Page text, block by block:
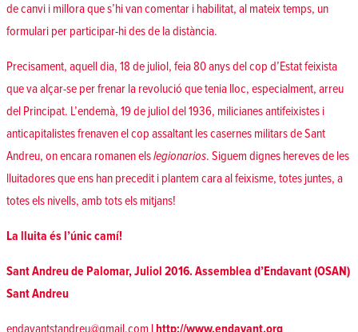
de canvi i milloraque s’hi van comentar i habilitat, al mateix temps, un
formulari per participar-hi des de la distància.
Precisament, aquell dia, 18 de juliol, feia 80 anys del cop d’Estat feixista
que va alçar-se per frenar la revolució que tenia lloc, especialment, arreu
del Principat. L’endemà, 19 de juliol del 1936, milicianes antifeixistes i
anticapitalistes frenaven el cop assaltant les casernes militars de Sant
Andreu, on encara romanen elslegionarios. Siguem dignes hereves de les
lluitadores que ens han precedit i plantem cara al feixisme, totes juntes, a
totes els nivells, amb tots els mitjans!
La lluita és l’únic camí!
Sant Andreu de Palomar, Juliol 2016. Assemblea d’Endavant (OSAN)
Sant Andreu